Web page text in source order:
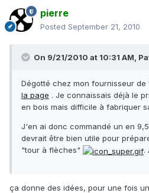
pierre
Posted September 21, 2010
On 9/21/2010 at 10:31 AM,
Dégotté chez mon fournisseur
la page . Je connaissais déjà le
en bois mais difficile à fabriquer
J'en ai donc commandé un en
devrait être bien utile pour
"tour à flèches"
.
ça donne des idées, pour une fois